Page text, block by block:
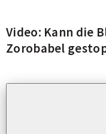
Video: Kann die
Zorobabel